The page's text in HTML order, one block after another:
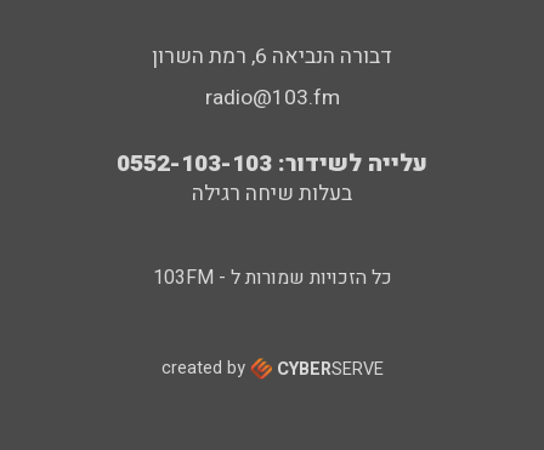
דבורה הנביאה 6, רמת השרון
radio@103.fm
עלייה לשידור: 0552-103-103
בעלות שיחה רגילה
כל הזכויות שמורות ל - 103FM
created by CYBERSERVE